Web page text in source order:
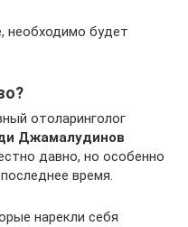
необходимо будет
отоларинголог
Джамалудинов
давно, но особенно
время.
нарекли себя